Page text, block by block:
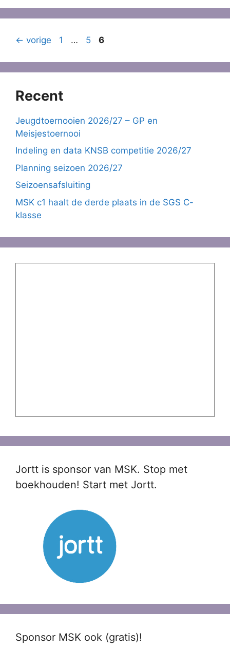
← vorige Pagina
1 … Pagina
5 Pagina
6
Recent
Jeugdtoernooien 2026/27 – GP en
Meisjestoernooi
Indeling en data KNSB competitie 2026/27
Planning seizoen 2026/27
Seizoensafsluiting
MSK c1 haalt de derde plaats in de SGS C-
klasse
Jortt is sponsor van MSK. Stop met
boekhouden! Start met Jortt.
Sponsor MSK ook (gratis)!